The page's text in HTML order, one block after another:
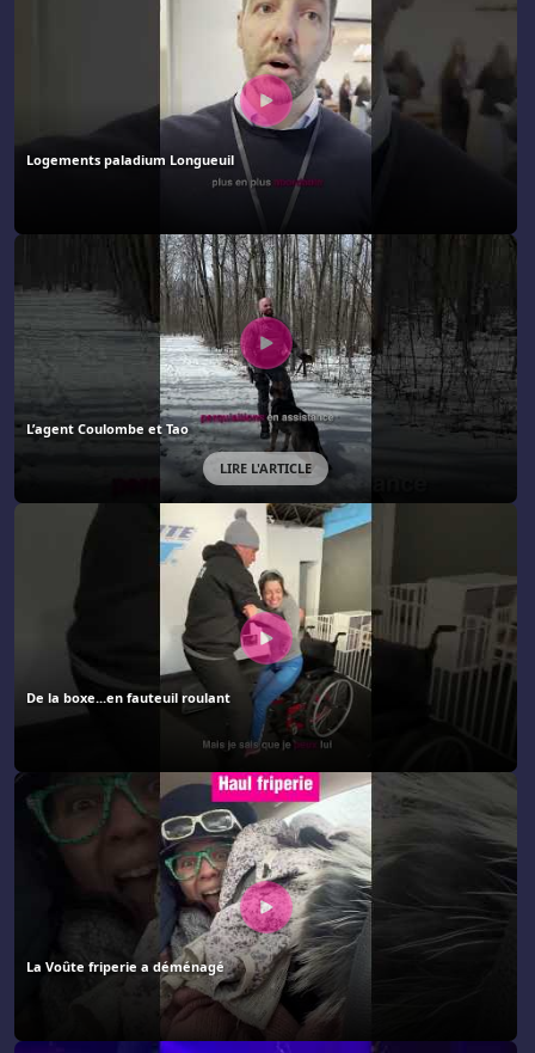
Logements paladium Longueuil
L’agent Coulombe et Tao
LIRE L'ARTICLE
De la boxe...en fauteuil roulant
La Voûte friperie a déménagé